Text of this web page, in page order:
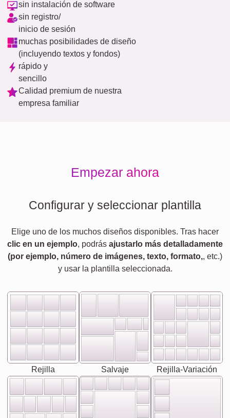
sin instalación de software
sin registro/
inicio de sesión
muchas posibilidades de diseño
(incluyendo textos y fondos)
rápido y
sencillo
Calidad premium de nuestra
empresa familiar
Empezar ahora
Configurar y seleccionar plantilla
Elige uno de los muchos diseños disponibles. Tras hacer
clic en un ejemplo, podrás ajustarlo más detalladamente
(por ejemplo, número de imágenes, texto, formato,, etc.)
y usar la plantilla seleccionada.
Rejilla Salvaje Rejilla-Variación